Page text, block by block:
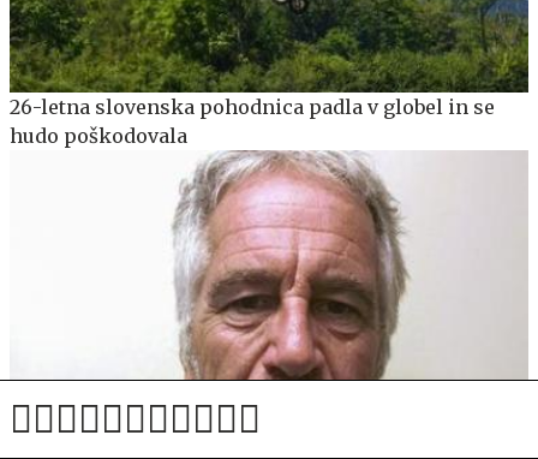
26-letna slovenska pohodnica padla v globel in se
hudo poškodovala